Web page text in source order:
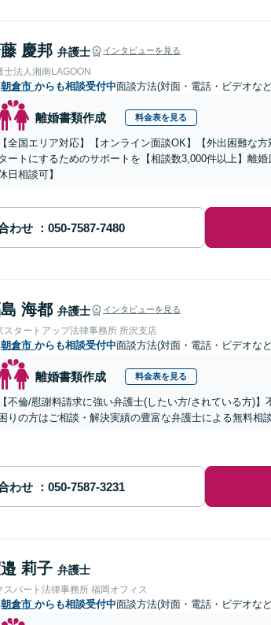
慶邦 弁護士 インタビューを見る
士法人湘南LAGOON
朝倉市 からも相談受付中面談方法(対面・電話・ビデオな
離婚書類作成 料金表を見る
【全国エリア対応】【オンライン面談OK】【外出困難な
ートにするためのサポートを【相談数3,000件以上】離
日相談可】
わせ
海都 弁護士 インタビューを見る
スタートアップ法律事務所 所沢支店
朝倉市 からも相談受付中面談方法(対面・電話・ビデオな
離婚書類作成 料金表を見る
【不倫/慰謝料請求に強い弁護士(したい方/されている方)
困りの方はご相談・解決実績の豊富な弁護士による無料相
わせ
莉子 弁護士
スパート法律事務所 福岡オフィス
朝倉市 からも相談受付中面談方法(対面・電話・ビデオな